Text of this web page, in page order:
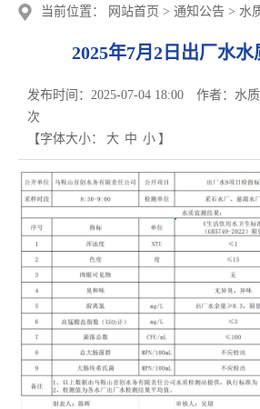
当前位置： 网站首页 > 通知公告 > 水
2025年7月2日出厂水水
发布时间：2025-07-04 18:00 作者：水
次
【字体大小：
大 中 小 】